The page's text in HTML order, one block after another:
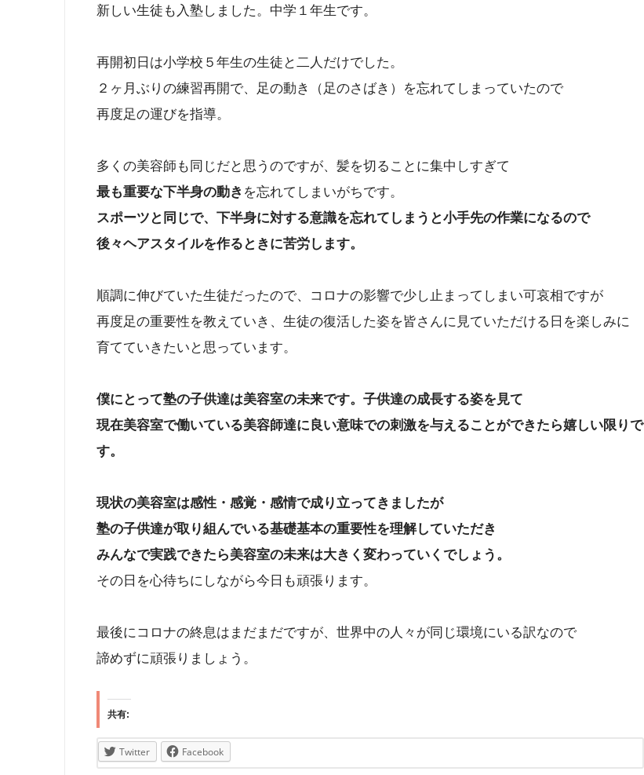
新しい生徒も入塾しました。中学１年生です。
再開初日は小学校５年生の生徒と二人だけでした。
２ヶ月ぶりの練習再開で、足の動き（足のさばき）を忘れてしまっていたので
再度足の運びを指導。
多くの美容師も同じだと思うのですが、髪を切ることに集中しすぎて
最も重要な下半身の動き を忘れてしまいがちです。
スポーツと同じで、下半身に対する意識を忘れてしまうと小手先の作業になるので
後々ヘアスタイルを作るときに苦労します。
順調に伸びていた生徒だったので、コロナの影響で少し止まってしまい可哀相ですが
再度足の重要性を教えていき、生徒の復活した姿を皆さんに見ていただける日を楽しみに
育てていきたいと思っています。
僕にとって塾の子供達は美容室の未来です。子供達の成長する姿を見て
現在美容室で働いている美容師達に良い意味での刺激を与えることができたら嬉しい限りで
す。
現状の美容室は感性・感覚・感情で成り立ってきましたが
塾の子供達が取り組んでいる基礎基本の重要性を理解していただき
みんなで実践できたら美容室の未来は大きく変わっていくでしょう。
その日を心待ちにしながら今日も頑張ります。
最後にコロナの終息はまだまだですが、世界中の人々が同じ環境にいる訳なので
諦めずに頑張りましょう。
共有:
Twitter Facebook